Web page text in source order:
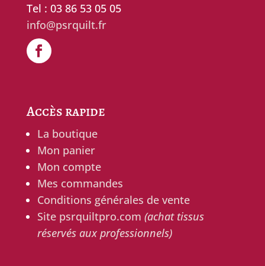
Tel : 03 86 53 05 05
info@psrquilt.fr
Accès rapide
La boutique
Mon panier
Mon compte
Mes commandes
Conditions générales de vente
Site psrquiltpro.com (achat tissus
réservés aux professionnels)